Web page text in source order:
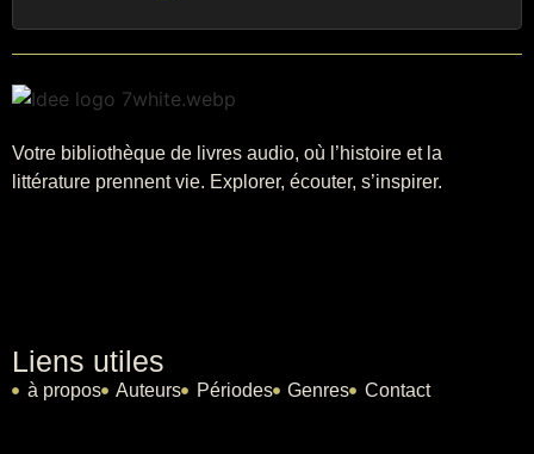
Votre bibliothèque de livres audio, où l’histoire et la
littérature prennent vie. Explorer, écouter, s’inspirer.
Liens utiles
à propos Auteurs Périodes Genres Contact